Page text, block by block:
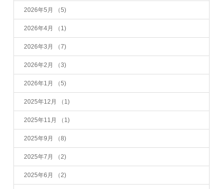
2026年5月 （5)
2026年4月 （1)
2026年3月 （7)
2026年2月 （3)
2026年1月 （5)
2025年12月 （1)
2025年11月 （1)
2025年9月 （8)
2025年7月 （2)
2025年6月 （2)